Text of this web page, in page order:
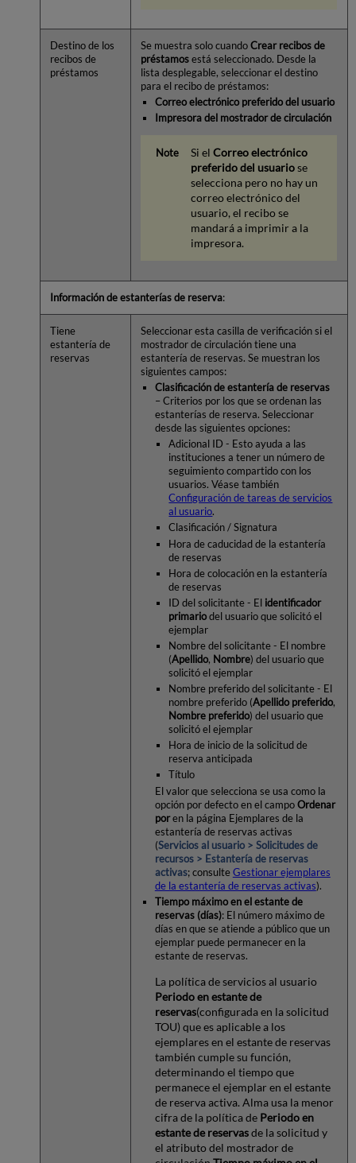
Destino de los
recibos de
préstamos
Se muestra solo cuandoCrear recibos de
préstamos está seleccionado. Desde la
lista desplegable, seleccionar el destino
para el recibo de préstamos:
Correo electrónico preferido del usuario
Impresora del mostrador de circulación
Si elCorreo electrónico
preferido del usuariose
selecciona pero no hay un
correo electrónico del
usuario, el recibo se
mandará a imprimir a la
impresora.
Información de estanterías de reserva:
Tiene
estantería de
reservas
Seleccionar esta casilla de verificación si el
mostrador de circulación tiene una
estantería de reservas. Se muestran los
siguientes campos:
Clasificación de estantería de reservas
– Criterios por los que se ordenan las
estanterías de reserva. Seleccionar
desde las siguientes opciones:
Adicional ID - Esto ayuda a las
instituciones a tener un número de
seguimiento compartido con los
usuarios. Véase también
Configuración de tareas de servicios
al usuario.
Clasificación / Signatura
Hora de caducidad de la estantería
de reservas
Hora de colocación en la estantería
de reservas
ID del solicitante - El identificador
primario del usuario que solicitó el
ejemplar
Nombre del solicitante - El nombre
(Apellido, Nombre) del usuario que
solicitó el ejemplar
Nombre preferido del solicitante - El
nombre preferido (Apellido preferido,
Nombre preferido) del usuario que
solicitó el ejemplar
Hora de inicio de la solicitud de
reserva anticipada
Título
El valor que selecciona se usa como la
opción por defecto en el campo Ordenar
poren la página Ejemplares de la
estantería de reservas activas
(Servicios al usuario > Solicitudes de
recursos > Estantería de reservas
activas; consulte Gestionar ejemplares
de la estantería de reservas activas).
Tiempo máximo en el estante de
reservas (días): El número máximo de
días en que se atiende a público que un
ejemplar puede permanecer en la
estante de reservas.
La política de servicios al usuario
Periodo en estante de
reservas(configurada en la solicitud
TOU) que es aplicable a los
ejemplares en el estante de reservas
también cumple su función,
determinando el tiempo que
permanece el ejemplar en el estante
de reserva activa. Alma usa la menor
cifra de la política de Periodo en
estante de reservasde la solicitud y
el atributo del mostrador de